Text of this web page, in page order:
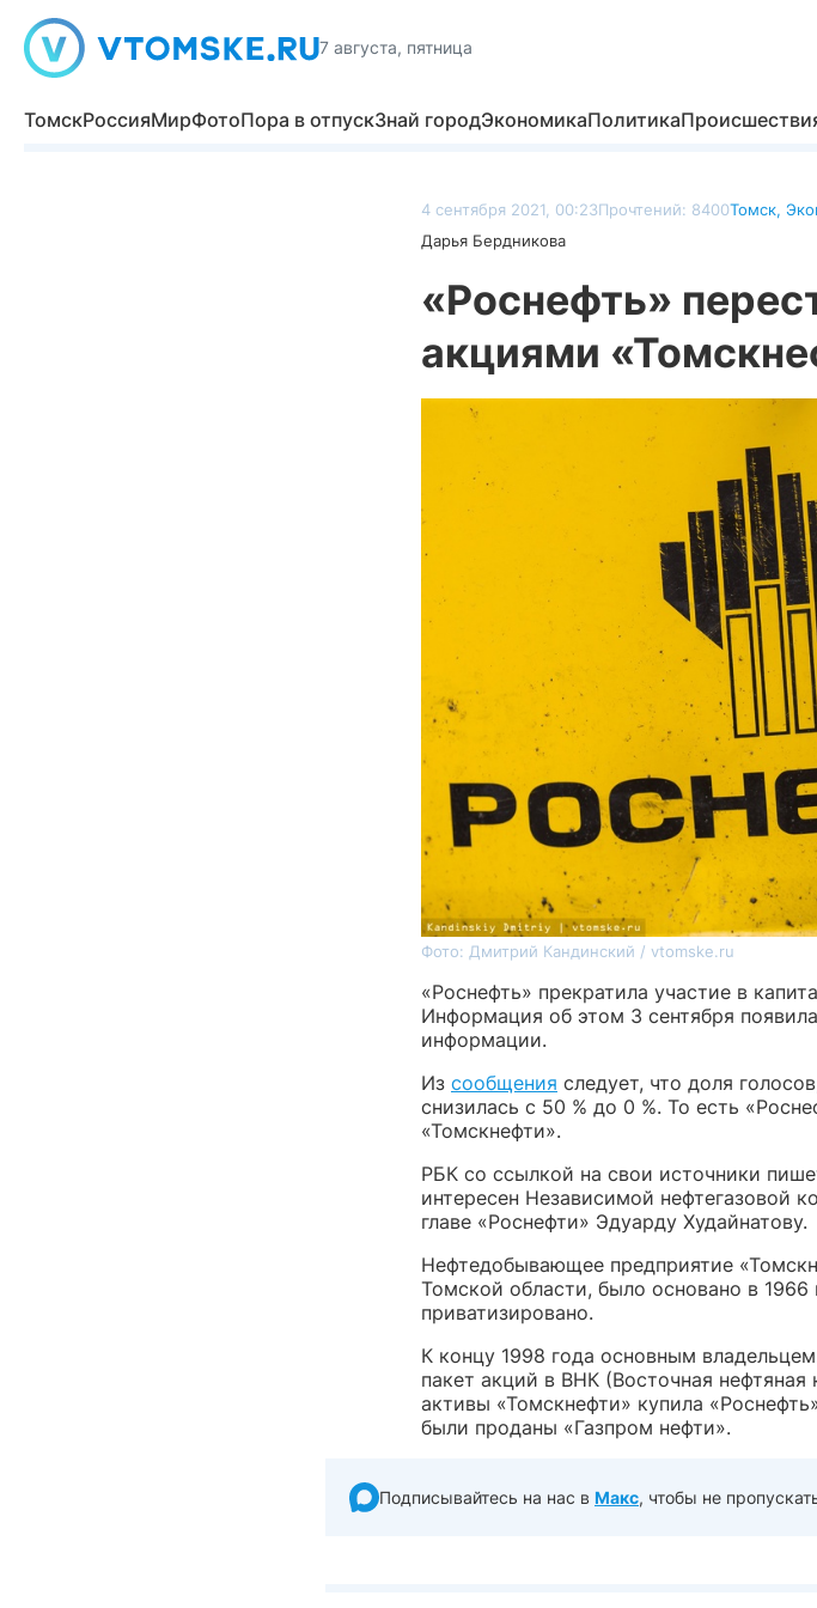
7 августа, пятница
ТомскРоссияМирФотоПора в отпускЗнай городЭкономикаПолитика
4 сентября 2021, 00:23Прочтений: 8400Томск,
Дарья Бердникова
«Роснефть»
акциями
Фото: Дмитрий Кандинский / vtomske.ru
«Роснефть» прекратила участие в
Информация об этом 3 сентября
информации.
Из сообщения следует, что доля
снизилась с 50 % до 0 %. То есть
«Томскнефти».
РБК со ссылкой на свои источники
интересен Независимой нефтегазовой
главе «Роснефти» Эдуарду Худайнатову.
Нефтедобывающее предприятие
Томской области, было основано в
приватизировано.
К концу 1998 года основным
пакет акций в ВНК (Восточная
активы «Томскнефти» купила
были проданы «Газпром нефти».
Подписывайтесь на нас в Макс, чтобы не